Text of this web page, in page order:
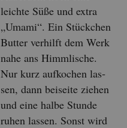
leich­te Süße und extra
„Umami“. Ein Stück­chen
But­ter ver­hilft dem Werk
nahe ans Himm­li­sche.
Nur kurz auf­ko­chen las­
sen, dann bei­sei­te zie­hen
und eine halbe Stun­de
ruhen las­sen. Sonst wird